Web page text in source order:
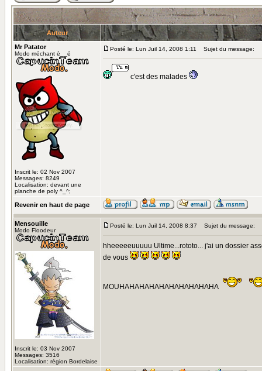
Auteur
Mr Patator
Modo méchant è__é
Inscrit le: 02 Nov 2007
Messages: 8249
Localisation: devant une
planche de poly ^_^;
Posté le: Lun Juil 14, 2008 1:11 Sujet du message:
c'est des malades
Revenir en haut de page
Mensouille
Modo Floodeur
Inscrit le: 03 Nov 2007
Messages: 3516
Localisation: région Bordelaise
Posté le: Lun Juil 14, 2008 8:37 Sujet du message:
hheeeeeuuuuu Ultime...rototo... j'ai un dossier
de vous
MOUHAHAHAHAHAHAHAHAHAHA